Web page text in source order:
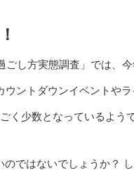
し方実態調査」では、
ントダウンイベントやラ
く少数となっているようで
ではないでしょうか？